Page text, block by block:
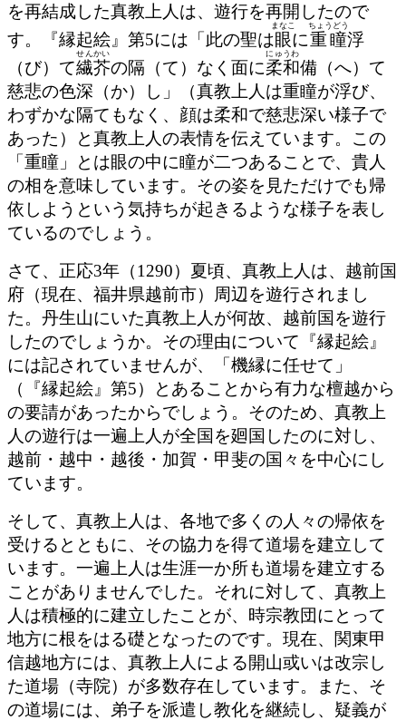
を再結成した真教上人は、遊行を再開したので
す。『縁起絵』第5には「此の聖は眼
まなこ
に重瞳
ちょうどう
浮
（び）て繊芥
せんかい
の隔（て）なく面に柔和
にゅうわ
備（へ）て
慈悲の色深（か）し」（真教上人は重瞳が浮び、
わずかな隔てもなく、顔は柔和で慈悲深い様子で
あった）と真教上人の表情を伝えています。この
「重瞳」とは眼の中に瞳が二つあることで、貴人
の相を意味しています。その姿を見ただけでも帰
依しようという気持ちが起きるような様子を表し
ているのでしょう。
さて、正応3年（1290）夏頃、真教上人は、越前国
府（現在、福井県越前市）周辺を遊行されまし
た。丹生山にいた真教上人が何故、越前国を遊行
したのでしょうか。その理由について『縁起絵』
には記されていませんが、「機縁に任せて」
（『縁起絵』第5）とあることから有力な檀越から
の要請があったからでしょう。そのため、真教上
人の遊行は一遍上人が全国を廻国したのに対し、
越前・越中・越後・加賀・甲斐の国々を中心にし
ています。
そして、真教上人は、各地で多くの人々の帰依を
受けるとともに、その協力を得て道場を建立して
います。一遍上人は生涯一か所も道場を建立する
ことがありませんでした。それに対して、真教上
人は積極的に建立したことが、時宗教団にとって
地方に根をはる礎となったのです。現在、関東甲
信越地方には、真教上人による開山或いは改宗し
た道場（寺院）が多数存在しています。また、そ
の道場には、弟子を派遣し教化を継続し、疑義が